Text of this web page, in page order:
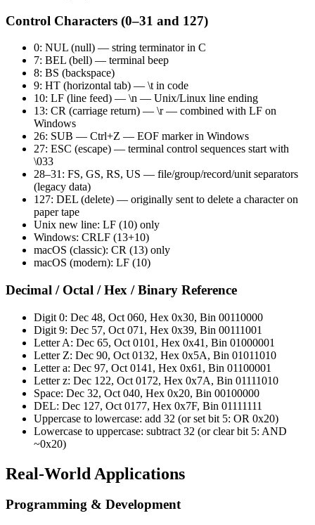
Control Characters (0–31 and 127)
0: NUL (null) — string terminator in C
7: BEL (bell) — terminal beep
8: BS (backspace)
9: HT (horizontal tab) — \t in code
10: LF (line feed) — \n — Unix/Linux line ending
13: CR (carriage return) — \r — combined with LF on
Windows
26: SUB — Ctrl+Z — EOF marker in Windows
27: ESC (escape) — terminal control sequences start with
\033
28–31: FS, GS, RS, US — file/group/record/unit separators
(legacy data)
127: DEL (delete) — originally sent to delete a character on
paper tape
Unix new line: LF (10) only
Windows: CRLF (13+10)
macOS (classic): CR (13) only
macOS (modern): LF (10)
Decimal / Octal / Hex / Binary Reference
Digit 0: Dec 48, Oct 060, Hex 0x30, Bin 00110000
Digit 9: Dec 57, Oct 071, Hex 0x39, Bin 00111001
Letter A: Dec 65, Oct 0101, Hex 0x41, Bin 01000001
Letter Z: Dec 90, Oct 0132, Hex 0x5A, Bin 01011010
Letter a: Dec 97, Oct 0141, Hex 0x61, Bin 01100001
Letter z: Dec 122, Oct 0172, Hex 0x7A, Bin 01111010
Space: Dec 32, Oct 040, Hex 0x20, Bin 00100000
DEL: Dec 127, Oct 0177, Hex 0x7F, Bin 01111111
Uppercase to lowercase: add 32 (or set bit 5: OR 0x20)
Lowercase to uppercase: subtract 32 (or clear bit 5: AND
~0x20)
Real-World Applications
Programming & Development